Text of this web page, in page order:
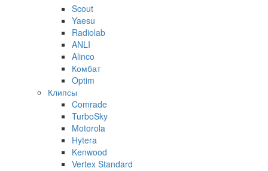
Scout
Yaesu
Radiolab
ANLI
Alinco
Комбат
Optim
Клипсы
Comrade
TurboSky
Motorola
Hytera
Kenwood
Vertex Standard